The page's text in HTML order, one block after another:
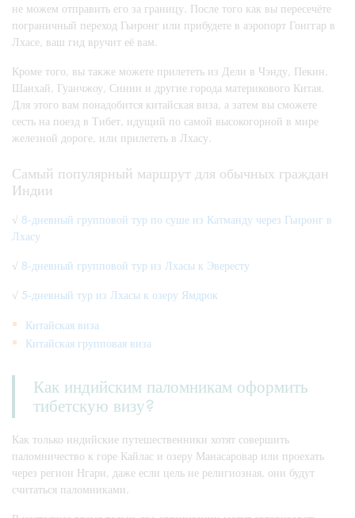
не можем отправить его за границу. После того как вы пересечёте
пограничный переход Гьиронг или прибудете в аэропорт Гонггар в
Лхасе, ваш гид вручит её вам.
Кроме того, вы также можете прилететь из Дели в Чэнду, Пекин,
Шанхай, Гуанчжоу, Синин и другие города материкового Китая.
Для этого вам понадобится китайская виза, а затем вы сможете
сесть на поезд в Тибет, идущий по самой высокогорной в мире
железной дороге, или прилететь в Лхасу.
Самый популярный маршрут для обычных граждан
Индии
√ 8-дневный групповой тур по суше из Катманду через Гьиронг в
Лхасу
√ 8-дневный групповой тур из Лхасы к Эвересту
√ 5-дневный тур из Лхасы к озеру Ямдрок
Китайская виза
Китайская групповая виза
Как индийским паломникам оформить
тибетскую визу?
Как только индийские путешественники хотят совершить
паломничество к горе Кайлас и озеру Манасаровар или проехать
через регион Нгари, даже если цель не религиозная, они будут
считаться паломниками.